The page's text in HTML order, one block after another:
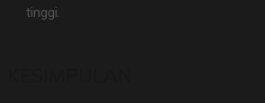
tinggi.